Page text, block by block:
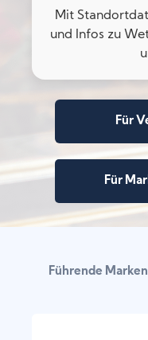
Mit
und Infos zu
Für
Für
Führende